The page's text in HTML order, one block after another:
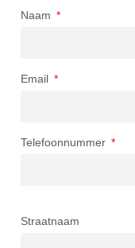
Naam
Email
Telefoonnummer
Straatnaam